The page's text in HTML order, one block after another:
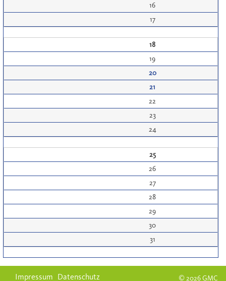
16
17
18
19
20
21
22
23
24
25
26
27
28
29
30
31
© 2026 GMC
Impressum Datenschutz